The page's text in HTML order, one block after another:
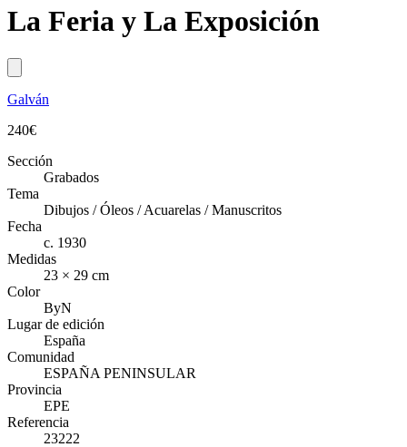
La Feria y La Exposición
Galván
240€
Sección
Grabados
Tema
Dibujos / Óleos / Acuarelas / Manuscritos
Fecha
c. 1930
Medidas
23 × 29 cm
Color
ByN
Lugar de edición
España
Comunidad
ESPAÑA PENINSULAR
Provincia
EPE
Referencia
23222